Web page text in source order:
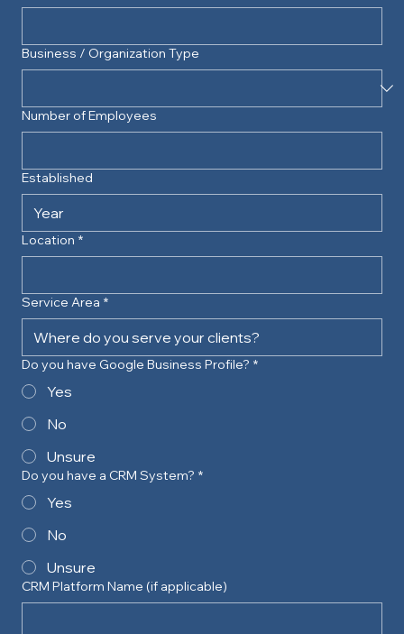
Business / Organization Type
Number of Employees
Established
Location *
Service Area *
Do you have Google Business Profile? *
Yes
No
Unsure
Do you have a CRM System? *
Yes
No
Unsure
CRM Platform Name (if applicable)